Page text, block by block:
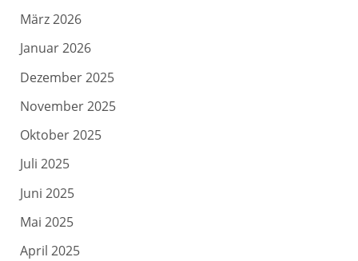
März 2026
Januar 2026
Dezember 2025
November 2025
Oktober 2025
Juli 2025
Juni 2025
Mai 2025
April 2025